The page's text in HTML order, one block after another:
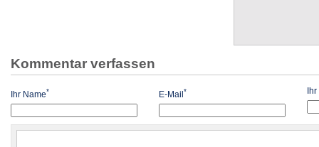
Kommentar verfassen
Ihr Name* E-Mail* Ihr